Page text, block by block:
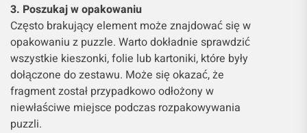
3. Poszukaj w opakowaniu
Często brakujący element może znajdować się w
opakowaniu z puzzle. Warto dokładnie sprawdzić
wszystkie kieszonki, folie lub kartoniki, które były
dołączone do zestawu. Może się okazać, że
fragment został przypadkowo odłożony w
niewłaściwe miejsce podczas rozpakowywania
puzzli.